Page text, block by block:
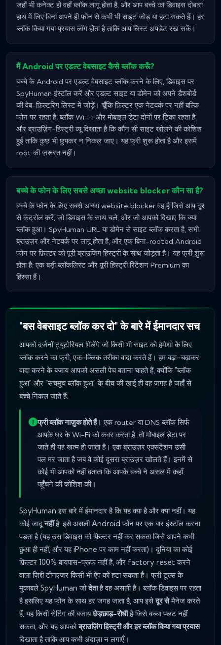
जहाँ भी कनेक्ट हो वहाँ ब्लॉक लागू होता है, और आप बच्चे का डिवाइस दोबारा
हाथ में लिए बिना अपने ही फोन से कभी भी साइट जोड़ या हटा सकते हैं। हर
ब्लॉक किया गया प्रयास लॉग होता है ताकि आप लिस्ट अपडेट रख सकें।
मैं Android पर एडल्ट वेबसाइट कैसे ब्लॉक करूँ?
बच्चे के Android पर एडल्ट वेबसाइट ब्लॉक करने के लिए, डिवाइस पर
SpyHuman इंस्टॉल करें और एडल्ट साइट या डोमेन को अपने डैशबोर्ड
की वेब-फ़िल्टरिंग लिस्ट में जोड़ें। चूँकि फ़िल्टर एक नेटवर्क पर नहीं बल्कि
फोन पर रहता है, ब्लॉक Wi-Fi और मोबाइल डेटा दोनों पर टिका रहता है,
और ब्राउज़िंग-हिस्ट्री व्यू दिखाता है कि कौन सी साइट खोलने की कोशिश
हुई ताकि कुछ भी छुपकर न निकल जाए। यह फ्री शुरू होता है और इसमें
root की ज़रूरत नहीं।
बच्चे के फोन के लिए सबसे अच्छा website blocker कौन सा है?
बच्चे के फोन के लिए सबसे अच्छा website blocker वह है जिसे आप दूर
से कंट्रोल करें, जो डिवाइस के साथ चले, और जो आपको दिखाए कि क्या
ब्लॉक हुआ। SpyHuman URL या डोमेन से साइट ब्लॉक करता है, सभी
ब्राउज़र और नेटवर्क पर लागू होता है, और एक बिना-rooted Android
फोन पर फ़िल्टर को पूरी ब्राउज़िंग हिस्ट्री के साथ जोड़ता है। यह फ्री शुरू
होता है; एक बड़ी ब्लॉकलिस्ट और पूरी हिस्ट्री रिटेंशन Premium का
हिस्सा हैं।
"बस वेबसाइट ब्लॉक कर दो" के बारे में ईमानदार सच
आपको दर्जनों ट्यूटोरियल मिलेंगे जो किसी भी साइट को हमेशा के लिए
ब्लॉक करने का फ्री, एक-क्लिक तरीका वादा करते हैं। हम बढ़ा-चढ़ाकर
वादा करने के बजाय आपको असली पेच बताना चाहते हैं, क्योंकि "ब्लॉक
हुआ" और "सचमुच ब्लॉक हुआ" के बीच की खाई ही वह जगह है जहाँ से
बच्चे निकल जाते हैं:
फ्री ब्लॉक नाज़ुक होते हैं। एक router या DNS ब्लॉक सिर्फ
आपके घर के Wi-Fi को कवर करता है, तो मोबाइल डेटा पर
जाते ही यह खत्म हो जाता है। एक ब्राउज़र एक्सटेंशन उसी
पल मर जाता है जब वे कोई दूसरा ब्राउज़र खोलते हैं। इनमें से
कोई भी आपको नहीं बताता कि आपके बच्चे ने असल में कहाँ
पहुँचने की कोशिश की।
SpyHuman इस बारे में ईमानदार है कि यह क्या है और क्या नहीं। यह
कोई जादूनहींहै: इसे असली Android फोन पर एक बार इंस्टॉल करना
पड़ता है (यह उस डिवाइस को फ़िल्टर नहीं कर सकता जिसे आपने कभी
छुआ ही नहीं, और यह iPhone पर काम नहीं करता)। दुनिया का कोई
फ़िल्टर 100% बायपास-प्रूफ नहीं है, और factory reset करने
वाला ज़िद्दी टीनएजर किसी भी ऐप को हटा सकता है। फ्री टूल्स के
मुकाबले SpyHuman जोदेताहै वह असली है। ब्लॉक डिवाइस पर रहता
है इसलिए यह फोन के साथ हर जगह जाता है, आप इसेदूर सेमैनेज करते
हैं, यह किसी सेटिंग की बजायछेड़छाड़-रोधीहै जिसे बच्चा पलट नहीं
सकता, और यह आपकोब्राउज़िंग हिस्ट्री और हर ब्लॉक किया गया प्रयास
दिखाता है ताकि आप कभी अंदाज़ा न लगाएँ।